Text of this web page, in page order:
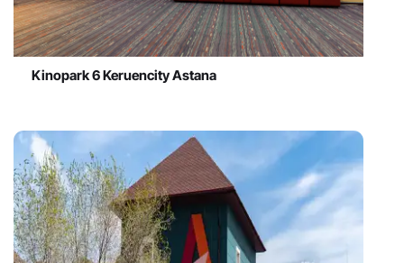
Kinopark 6 Keruencity Astana